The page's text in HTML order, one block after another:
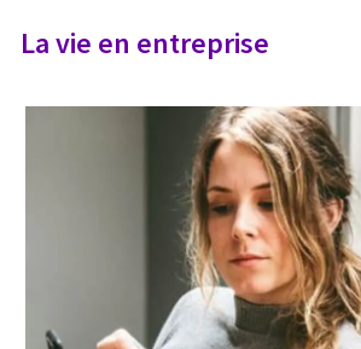
La vie en entreprise